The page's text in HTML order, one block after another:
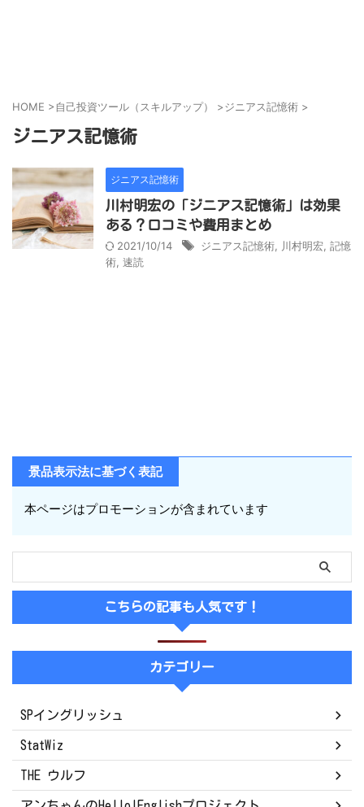
HOME >自己投資ツール（スキルアップ） >ジニアス記憶術 >
ジニアス記憶術
ジニアス記憶術
川村明宏の「ジニアス記憶術」は効果
ある？口コミや費用まとめ
2021/10/14 ジニアス記憶術 川村明宏 記憶
術 速読
景品表示法に基づく表記
本ページはプロモーションが含まれています
こちらの記事も人気です！
カテゴリー
SPイングリッシュ
StatWiz
THE ウルフ